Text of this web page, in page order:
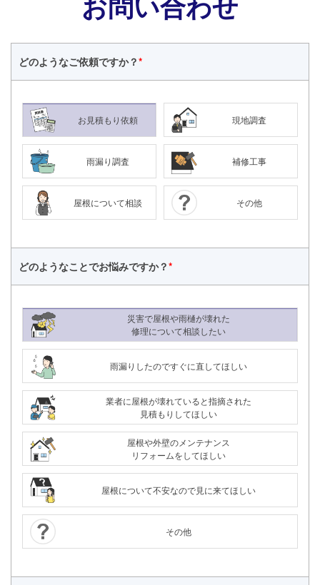
24時間365日対応
どのようなご依頼ですか？*
お見積もり依頼 現地調査
雨漏り調査 補修工事
屋根について相談 その他
どのようなことでお悩みですか？*
災害で屋根や雨樋が壊れた
修理について相談したい
雨漏りしたのですぐに直してほしい
業者に屋根が壊れていると指摘された
見積もりしてほしい
屋根や外壁のメンテナンス
リフォームをしてほしい
屋根について不安なので見に来てほしい
その他